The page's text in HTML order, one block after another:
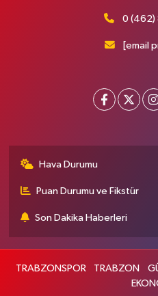
0 (462)
[email
Hava Durumu
Puan Durumu ve Fikstür
Son Dakika Haberleri
TRABZONSPOR TRABZON